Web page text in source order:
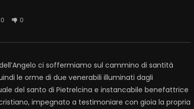
0 0
ci soffermiamo sul cammino di santità
le orme di due venerabili illuminati dagli
del santo di Pietrelcina e instancabile benefattrice
impegnato a testimoniare con gioia la propria